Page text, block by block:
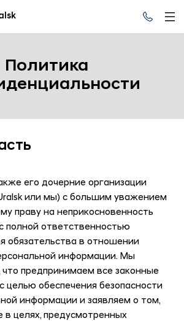
Политика
его дочерние организации
или мы) с большим уважением
праву на неприкосновенность
полной ответственностью
обязательства в отношении
информации. Мы
предпринимаем все законные
целью обеспечения безопасности
информации и заявляем о том,
в целях, предусмотренных